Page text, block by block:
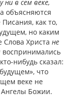
в сем веке,
объясняются
как то,
но каким
Слова Христа не
воспринимались
нибудь сказал:
что
веке не
Ангелы Божии.